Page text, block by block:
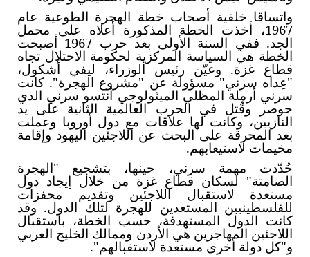
واتساقا خلفية أصحاب خطة الهجرة الطوعية عام
1967، أخذت الخطة المذكورة أعلاه على محمل
الجد. ففي السنة الأولى بعد حرب 1967 أصبحت
الخطة هي السياسة المركزية لحكومة الاحتلال تجاه
قطاع غزة. وعيّن رئيس الوزراء، ليفي أشكول،
"عِداه سرني" مسؤولة عن "مشروع الهجرة". كانت
سرني أرملة المظلي الميثولوجي أنتسو سرني الذي
حوصر وقُتل في الحرب العالمية الثانية على يد
النازيين، وكانت لها علاقات مع دول أوروبا وعملت
بعد المحرقة على البحث عن اللاجئين اليهود وإقامة
مخيمات لاستيعابهم.
حُدّدت مهمة سرني، حينها، بتشجيع "الهجرة
الصامتة" لسكان قطاع غزة من خلال إيجاد دول
مستعدة لاستقبال اللاجئين وتقديم محفزات
للفلسطينيين المستعدين للهجرة لتلك الدول. وقد
كانت الدول المستهدفة، حسب الخطة، باستقبال
اللاجئين المهاجرين هي الأردن وممالك الخليج العربي
و"كل دولة أخرى مستعدة لاستقبالهم".